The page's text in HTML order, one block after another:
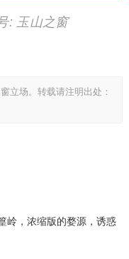
: 玉山之窗
立场。转载请注明出处：
岭，浓缩版的婺源，诱惑